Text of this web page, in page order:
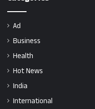
Ad
Business
Health
Hot News
India
International